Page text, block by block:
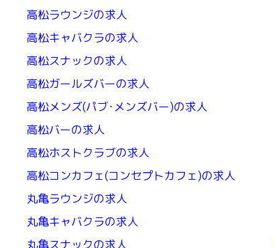
高松ラウンジの求人
高松キャバクラの求人
高松スナックの求人
高松ガールズバーの求人
高松メンズ(パブ･メンズバー)の求人
高松バーの求人
高松ホストクラブの求人
高松コンカフェ(コンセプトカフェ)の求人
丸亀ラウンジの求人
丸亀キャバクラの求人
丸亀スナックの求人